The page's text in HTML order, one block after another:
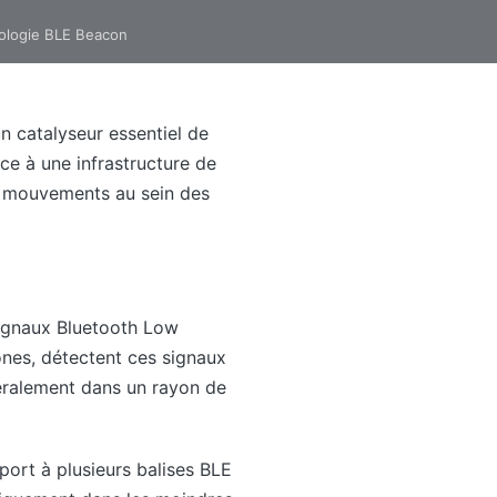
BLE Beacon
catalyseur essentiel de
à une infrastructure de
au sein des
Bluetooth Low
détectent ces signaux
dans un rayon de
à plusieurs balises BLE